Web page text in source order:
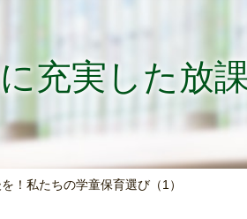
充実した放
！私たちの学童保育選び（1）